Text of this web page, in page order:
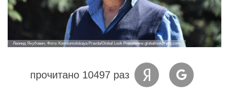
Леонид Якубович. Фото: Komsomolskaya Pravda/Global Look Press/www.globallookpress.com
прочитано 10497 раз